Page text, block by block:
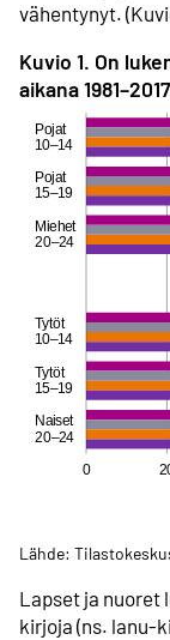
vähentynyt.
Kuvio 1. On
aikana
Lähde:
Lapset ja nuoret
kirjoja (ns. lanu-